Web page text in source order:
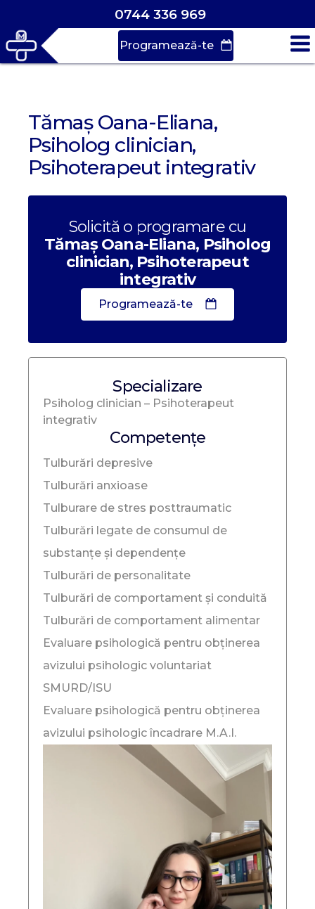
0744 336 969
Programează-te
Tămaș Oana-Eliana,
Psiholog clinician,
Psihoterapeut integrativ
Solicită o programare cu
Tămaș Oana-Eliana, Psiholog
clinician, Psihoterapeut
integrativ
Programează-te
Specializare
Psiholog clinician – Psihoterapeut
integrativ
Competențe
Tulburări depresive
Tulburări anxioase
Tulburare de stres posttraumatic
Tulburări legate de consumul de
substanțe și dependențe
Tulburări de personalitate
Tulburări de comportament și conduită
Tulburări de comportament alimentar
Evaluare psihologică pentru obținerea
avizului psihologic voluntariat
SMURD/ISU
Evaluare psihologică pentru obținerea
avizului psihologic încadrare M.A.I.